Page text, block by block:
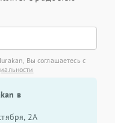
Вы соглашаетесь с
в
2А